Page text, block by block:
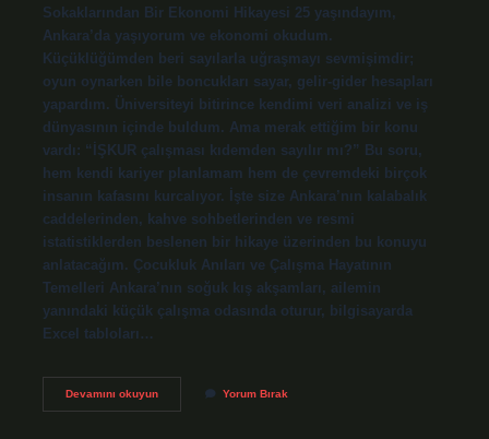
Sokaklarından Bir Ekonomi Hikayesi 25 yaşındayım,
Ankara’da yaşıyorum ve ekonomi okudum.
Küçüklüğümden beri sayılarla uğraşmayı sevmişimdir;
oyun oynarken bile boncukları sayar, gelir-gider hesapları
yapardım. Üniversiteyi bitirince kendimi veri analizi ve iş
dünyasının içinde buldum. Ama merak ettiğim bir konu
vardı: “İŞKUR çalışması kıdemden sayılır mı?” Bu soru,
hem kendi kariyer planlamam hem de çevremdeki birçok
insanın kafasını kurcalıyor. İşte size Ankara’nın kalabalık
caddelerinden, kahve sohbetlerinden ve resmi
istatistiklerden beslenen bir hikaye üzerinden bu konuyu
anlatacağım. Çocukluk Anıları ve Çalışma Hayatının
Temelleri Ankara’nın soğuk kış akşamları, ailemin
yanındaki küçük çalışma odasında oturur, bilgisayarda
Excel tabloları…
Devamını okuyunİŞKUR
Yorum Bırak